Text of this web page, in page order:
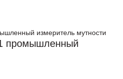
промышленный